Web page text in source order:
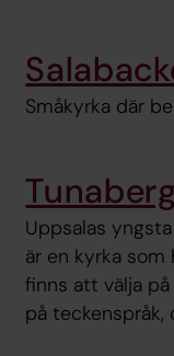
Småkyrka där
Uppsalas
är en kyrka som
finns att välja
på teckenspråk,